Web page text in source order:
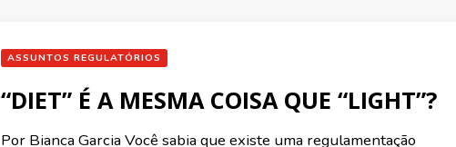
ASSUNTOS REGULATÓRIOS
“DIET” É A MESMA COISA QUE “LIGHT”?
Por Bianca Garcia Você sabia que existe uma regulamentação